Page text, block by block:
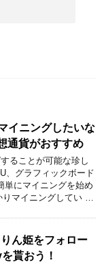
イニングしたいな
通貨がおすすめ
ることが可能な珍し
、グラフィックボード
単にマイニングを始め
りマイニングしてい …
ん姫をフォロー
貰おう！